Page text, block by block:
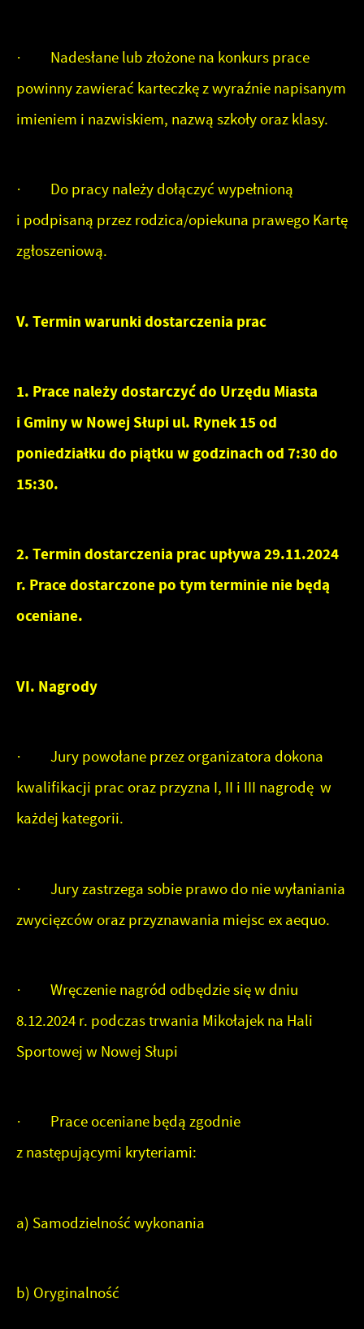
· Nadesłane lub złożone na konkurs prace
powinny zawierać karteczkę z wyraźnie napisanym
imieniem i nazwiskiem, nazwą szkoły oraz klasy.
· Do pracy należy dołączyć wypełnioną
i podpisaną przez rodzica/opiekuna prawego Kartę
zgłoszeniową.
V. Termin warunki dostarczenia prac
1. Prace należy dostarczyć do Urzędu Miasta
i Gminy w Nowej Słupi ul. Rynek 15 od
poniedziałku do piątku w godzinach od 7:30 do
15:30.
2. Termin dostarczenia prac upływa 29.11.2024
r. Prace dostarczone po tym terminie nie będą
oceniane.
VI. Nagrody
· Jury powołane przez organizatora dokona
kwalifikacji prac oraz przyzna I, II i III nagrodę w
każdej kategorii.
· Jury zastrzega sobie prawo do nie wyłaniania
zwycięzców oraz przyznawania miejsc ex aequo.
· Wręczenie nagród odbędzie się w dniu
8.12.2024 r. podczas trwania Mikołajek na Hali
Sportowej w Nowej Słupi
· Prace oceniane będą zgodnie
z następującymi kryteriami:
a) Samodzielność wykonania
b) Oryginalność